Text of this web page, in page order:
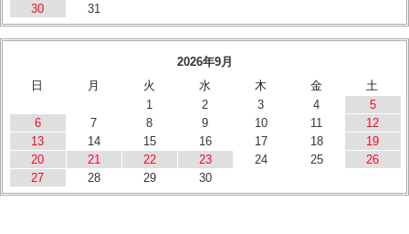
30
31
2026年9月
日
月 火 水 木 金
土
1
2 3 4
5
6
7 8 9 10 11
12
13
14 15 16 17 18
19
20
21 22 23 24 25
26
27
28 29 30